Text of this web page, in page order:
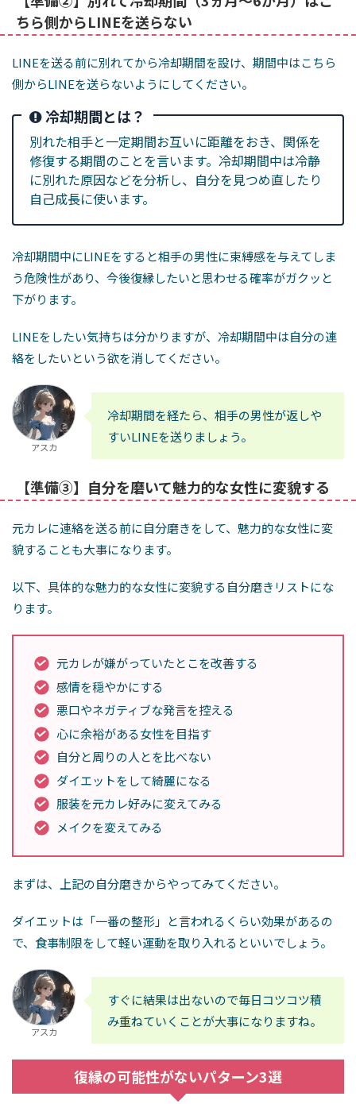
ちら側からLINEを送らない
LINEを送る前に別れてから冷却期間を設け、期間中はこちら
側からLINEを送らないようにしてください。
冷却期間とは？
別れた相手と一定期間お互いに距離をおき、関係を
修復する期間のことを言います。冷却期間中は冷静
に別れた原因などを分析し、自分を見つめ直したり
自己成長に使います。
冷却期間中にLINEをすると相手の男性に束縛感を与えてしま
う危険性があり、今後復縁したいと思わせる確率がガクッと
下がります。
LINEをしたい気持ちは分かりますが、冷却期間中は自分の連
絡をしたいという欲を消してください。
アスカ
冷却期間を経たら、相手の男性が返しや
すいLINEを送りましょう。
【準備③】自分を磨いて魅力的な女性に変貌する
元カレに連絡を送る前に自分磨きをして、魅力的な女性に変
貌することも大事になります。
以下、具体的な魅力的な女性に変貌する自分磨きリストにな
ります。
元カレが嫌がっていたとこを改善する
感情を穏やかにする
悪口やネガティブな発言を控える
心に余裕がある女性を目指す
自分と周りの人とを比べない
ダイエットをして綺麗になる
服装を元カレ好みに変えてみる
メイクを変えてみる
まずは、上記の自分磨きからやってみてください。
ダイエットは「一番の整形」と言われるくらい効果があるの
で、食事制限をして軽い運動を取り入れるといいでしょう。
アスカ
すぐに結果は出ないので毎日コツコツ積
み重ねていくことが大事になりますね。
復縁の可能性がないパターン3選